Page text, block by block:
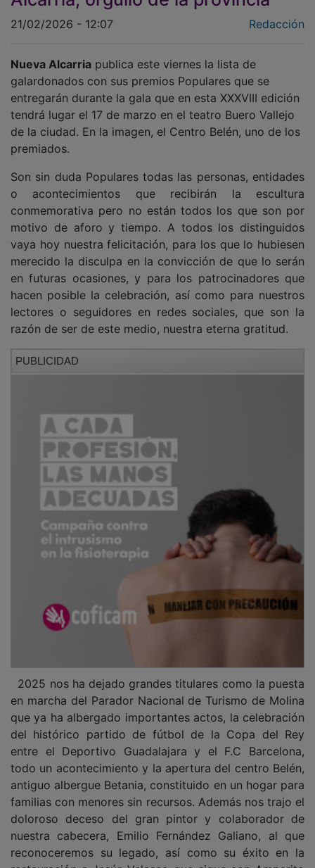
21/02/2026 - 12:07
galardonados con sus premios Populares que se
entregarán durante la gala que en esta XXXVIII edición
tendrá lugar el 17 de marzo en el teatro Buero Vallejo
de la ciudad. En la imagen, el Centro Belén, uno de los
premiados.
o acontecimientos que recibirán la escultura
conmemorativa pero no están todos los que son por
motivo de aforo y tiempo. A todos los distinguidos
vaya hoy nuestra felicitación, para los que lo hubiesen
merecido la disculpa en la convicción de que lo serán
en futuras ocasiones, y para los patrocinadores que
hacen posible la celebración, así como para nuestros
lectores o seguidores en redes sociales, que son la
razón de ser de este medio, nuestra eterna gratitud.
en marcha del Parador Nacional de Turismo de Molina
que ya ha albergado importantes actos, la celebración
del histórico partido de fútbol de la Copa del Rey
entre el Deportivo Guadalajara y el F.C Barcelona,
todo un acontecimiento y la apertura del centro Belén,
antiguo albergue Betania, constituido en un hogar para
familias con menores sin recursos. Además nos trajo el
doloroso deceso del gran pintor y colaborador de
nuestra cabecera, Emilio Fernández Galiano, al que
reconoceremos su legado, así como su éxito en la
restauración a Jesús Velasco que sigue con Amparito